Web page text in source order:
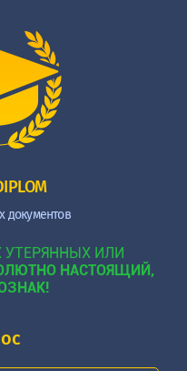
документов
УТЕРЯННЫХ ИЛИ
НАСТОЯЩИЙ,